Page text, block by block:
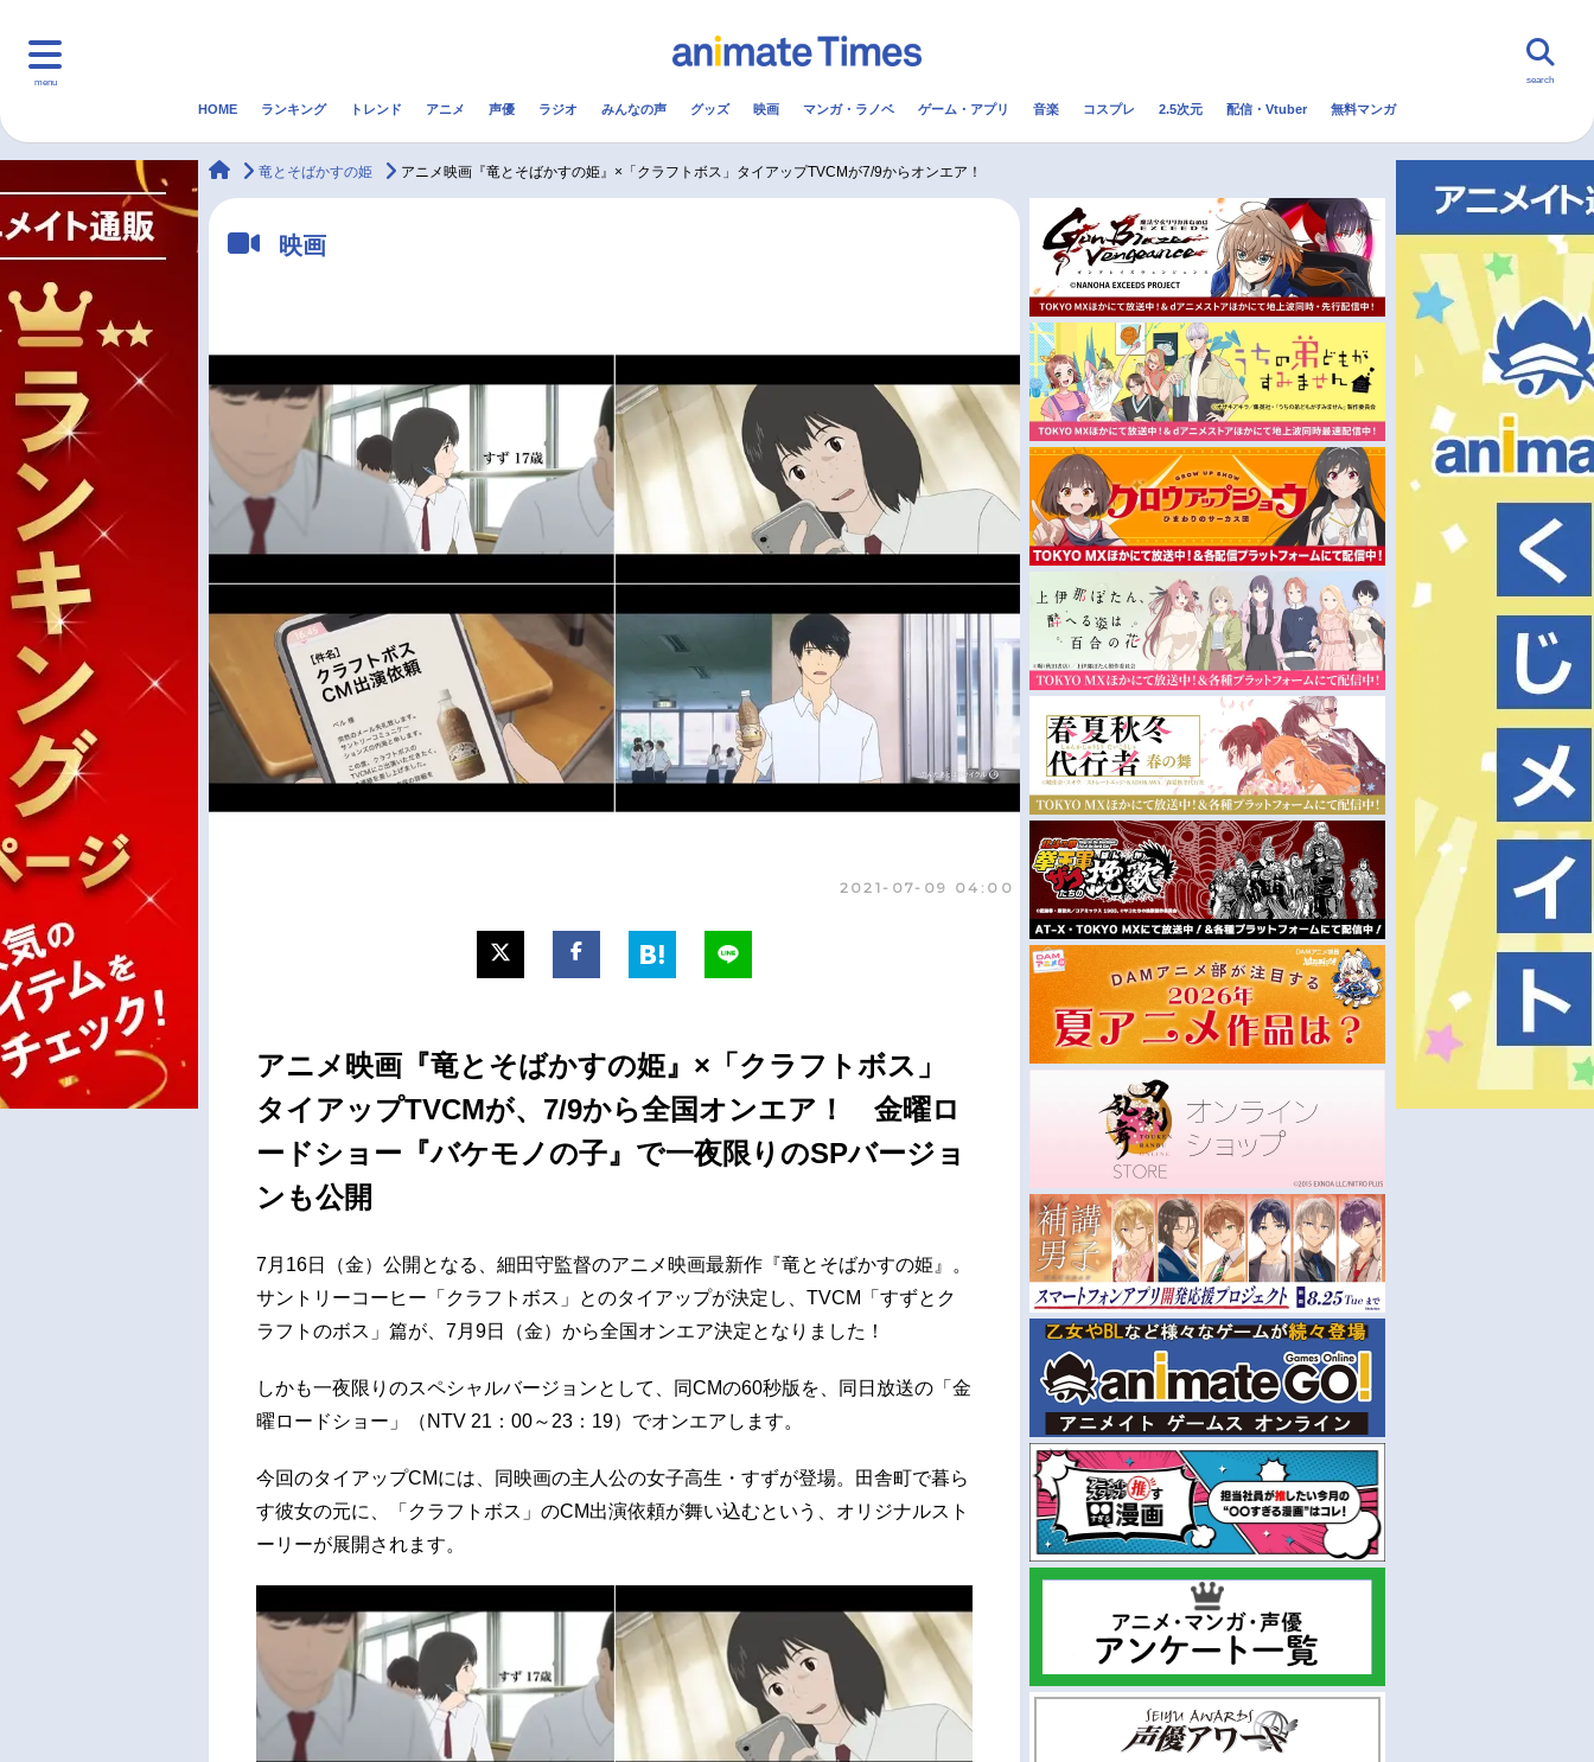
menu
マンガ・ラノベ ゲーム・アプリ 配信・Vtuber トレンド 無料マンガ
声優記事一覧 男性声優/女性声優一覧
今期アニメ曜日別一覧
夏アニメ
秋アニメ
冬アニメ
FOLLOW US
search
HOME ランキング トレンド アニメ 声優 ラジオ みんなの声 グッズ 映画 マンガ・ラノベ ゲーム・アプリ 音楽 コスプレ 2.5次元 配信・Vtuber 無料マンガ
animateTimes
竜とそばかすの姫 アニメ映画『竜とそばかすの姫』×「クラフトボス」タイアップTVCMが7/9からオンエア！
映画
2021-07-09 04:00
アニメ映画『竜とそばかすの姫』×「クラフトボス」
タイアップTVCMが、7/9から全国オンエア！ 金曜ロ
ードショー『バケモノの子』で一夜限りのSPバージョ
ンも公開
7月16日（金）公開となる、細田守監督のアニメ映画最新作『竜とそばかすの姫』。
サントリーコーヒー「クラフトボス」とのタイアップが決定し、TVCM「すずとク
ラフトのボス」篇が、7月9日（金）から全国オンエア決定となりました！
しかも一夜限りのスペシャルバージョンとして、同CMの60秒版を、同日放送の「金
曜ロードショー」（NTV 21：00～23：19）でオンエアします。
今回のタイアップCMには、同映画の主人公の女子高生・すずが登場。田舎町で暮ら
す彼女の元に、「クラフトボス」のCM出演依頼が舞い込むという、オリジナルスト
ーリーが展開されます。